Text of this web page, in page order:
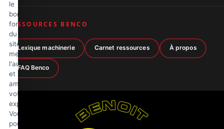
RESSOURCES BENCO
Lexique machinerie Carnet ressources À propos
FAQ Benco
le
bon
fonctionnement
du
site,
mesurer
l'audience
et
améliorer
votre
expérience.
Vous
pouvez